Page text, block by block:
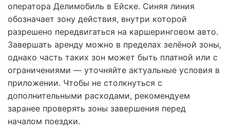
оператора Делимобиль в Ейске. Синяя линия
обозначает зону действия, внутри которой
разрешено передвигаться на каршеринговом авто.
Завершать аренду можно в пределах зелёной зоны,
однако часть таких зон может быть платной или с
ограничениями — уточняйте актуальные условия в
приложении. Чтобы не столкнуться с
дополнительными расходами, рекомендуем
заранее проверять зоны завершения перед
началом поездки.